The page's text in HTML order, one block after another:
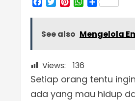
See also Mengelola
Views: 136
Setiap orang tentu
ada yang mau hidup